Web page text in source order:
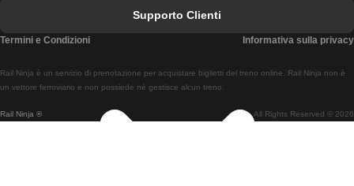
Treni Da Lisbon A Braga
Treni Da Braga A Lisbona
Rail Ninja ® All Rights Reserved © 2026
Rail Ninja è un servizio di prenotazione per acquistare biglietti del treno online. Rail Ninja non è
un vettore ferroviario e non possiede né gestisce alcun treno.
Supporto Clienti
Termini e Condizioni Informativa sulla privacy